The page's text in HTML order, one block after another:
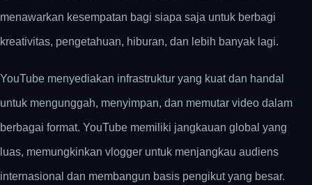
menawarkan kesempatan bagi siapa saja untuk berbagi
kreativitas, pengetahuan, hiburan, dan lebih banyak lagi.
YouTube menyediakan infrastruktur yang kuat dan handal
untuk mengunggah, menyimpan, dan memutar video dalam
berbagai format. YouTube memiliki jangkauan global yang
luas, memungkinkan vlogger untuk menjangkau audiens
internasional dan membangun basis pengikut yang besar.